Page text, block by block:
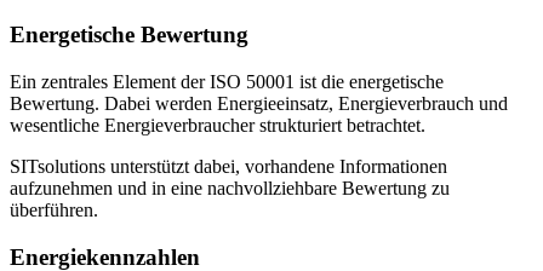
Energetische Bewertung
Ein zentrales Element der ISO 50001 ist die energetische
Bewertung. Dabei werden Energieeinsatz, Energieverbrauch und
wesentliche Energieverbraucher strukturiert betrachtet.
SITsolutions unterstützt dabei, vorhandene Informationen
aufzunehmen und in eine nachvollziehbare Bewertung zu
überführen.
Energiekennzahlen